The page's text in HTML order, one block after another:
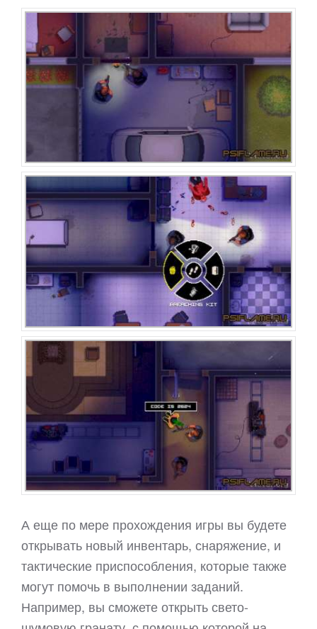
А еще по мере прохождения игры вы будете
открывать новый инвентарь, снаряжение, и
тактические приспособления, которые также
могут помочь в выполнении заданий.
Например, вы сможете открыть свето-